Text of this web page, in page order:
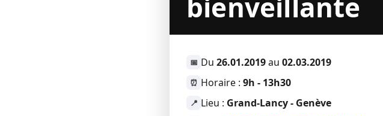
bienveillante
📅 Du 26.01.2019au 02.03.2019
⏰ Horaire : 9h - 13h30
📍 Lieu : Grand-Lancy - Genève